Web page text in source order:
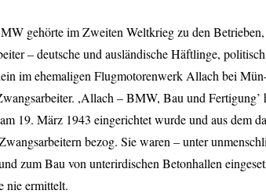
gehörte im Zweiten Weltkrieg zu den
– deutsche und ausländische Häftlinge,
im ehemaligen Flugmotorenwerk Allach bei
,Allach –BMW, Bau und Fertigung’
19. März 1943 eingerichtet wurde und aus dem
bezog. Sie waren – unter
zum Bau von unterirdischen Betonhallen
nie ermittelt.